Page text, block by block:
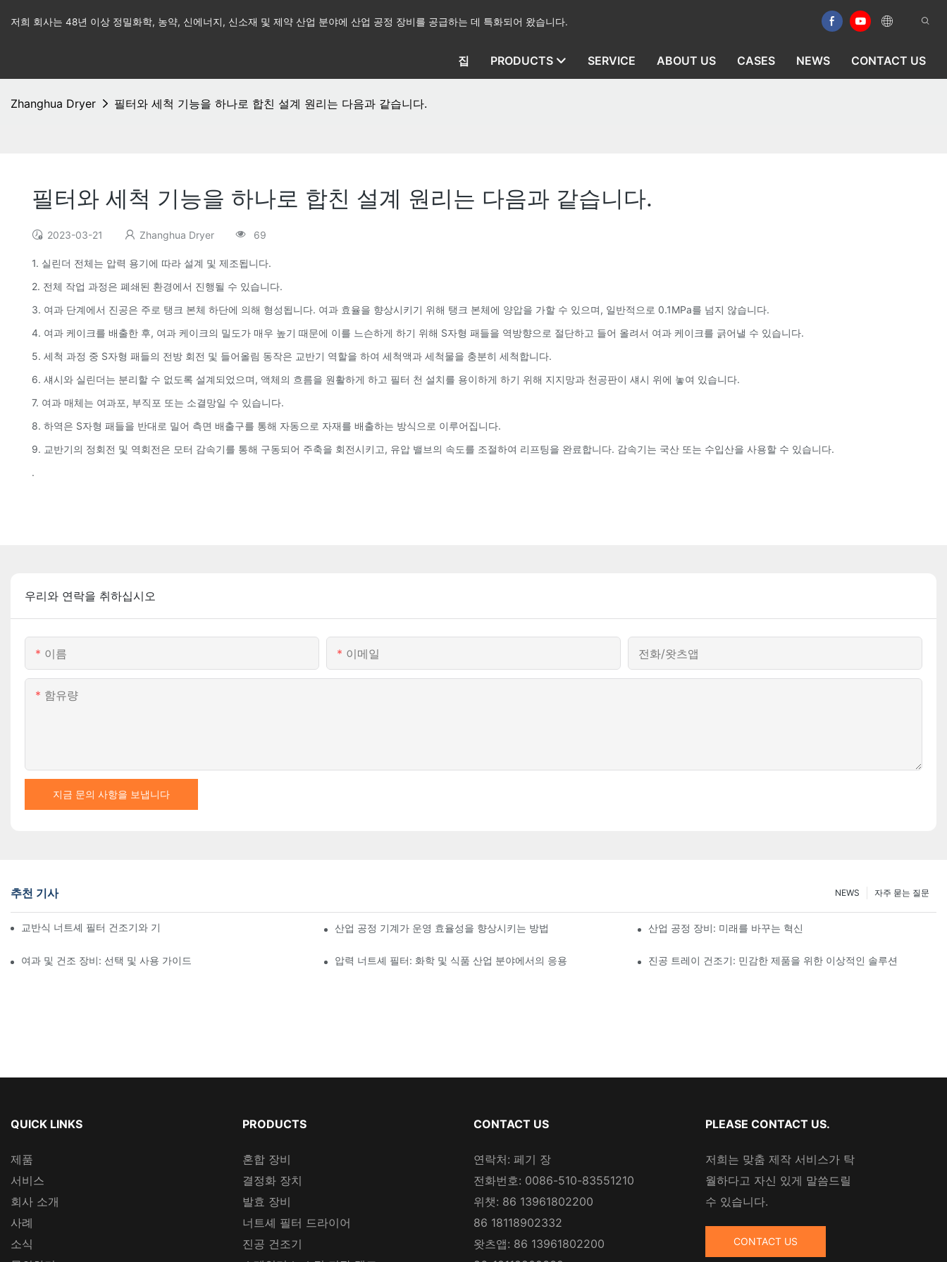
저희 회사는 48년 이상 정밀화학, 농약, 신에너지, 신소재 및 제약 산업 분야에 산업 공정 장비를 공급하는 데 특화되어 왔습니다.
집 PRODUCTS SERVICE ABOUT US CASES NEWS CONTACT US
Zhanghua Dryer 필터와 세척 기능을 하나로 합친 설계 원리는 다음과 같습니다.
필터와 세척 기능을 하나로 합친 설계 원리는 다음과 같습니다.
2023-03-21 Zhanghua Dryer 69
1. 실린더 전체는 압력 용기에 따라 설계 및 제조됩니다.
2. 전체 작업 과정은 폐쇄된 환경에서 진행될 수 있습니다.
3. 여과 단계에서 진공은 주로 탱크 본체 하단에 의해 형성됩니다. 여과 효율을 향상시키기 위해 탱크 본체에 양압을 가할 수 있으며, 일반적으로 0.1MPa를 넘지 않습니다.
4. 여과 케이크를 배출한 후, 여과 케이크의 밀도가 매우 높기 때문에 이를 느슨하게 하기 위해 S자형 패들을 역방향으로 절단하고 들어 올려서 여과 케이크를 긁어낼 수 있습니다.
5. 세척 과정 중 S자형 패들의 전방 회전 및 들어올림 동작은 교반기 역할을 하여 세척액과 세척물을 충분히 세척합니다.
6. 섀시와 실린더는 분리할 수 없도록 설계되었으며, 액체의 흐름을 원활하게 하고 필터 천 설치를 용이하게 하기 위해 지지망과 천공판이 섀시 위에 놓여 있습니다.
7. 여과 매체는 여과포, 부직포 또는 소결망일 수 있습니다.
8. 하역은 S자형 패들을 반대로 밀어 측면 배출구를 통해 자동으로 자재를 배출하는 방식으로 이루어집니다.
9. 교반기의 정회전 및 역회전은 모터 감속기를 통해 구동되어 주축을 회전시키고, 유압 밸브의 속도를 조절하여 리프팅을 완료합니다. 감속기는 국산 또는 수입산을 사용할 수 있습니다.
.
우리와 연락을 취하십시오
이름 이메일 전화/왓츠앱
함유량
지금 문의 사항을 보냅니다
추천 기사 자주 묻는 질문
NEWS
교반식 너트셰 필터 건조기와 기타 건조 방법 비교 산업 공정 기계가 운영 효율성을 향상시키는 방법 산업 공정 장비: 미래를 바꾸는 혁신
여과 및 건조 장비: 선택 및 사용 가이드 압력 너트셰 필터: 화학 및 식품 산업 분야에서의 응용 진공 트레이 건조기: 민감한 제품을 위한 이상적인 솔루션
QUICK LINKS
제품
서비스
회사 소개
사례
소식
PRODUCTS
혼합 장비
결정화 장치
발효 장비
너트셰 필터 드라이어
진공 건조기
CONTACT US
연락처: 페기 장
전화번호: 0086-510-83551210
위챗: 86 13961802200
86 18118902332
왓츠앱: 86 13961802200
PLEASE CONTACT US.
저희는 맞춤 제작 서비스가 탁
월하다고 자신 있게 말씀드릴
수 있습니다.
CONTACT US